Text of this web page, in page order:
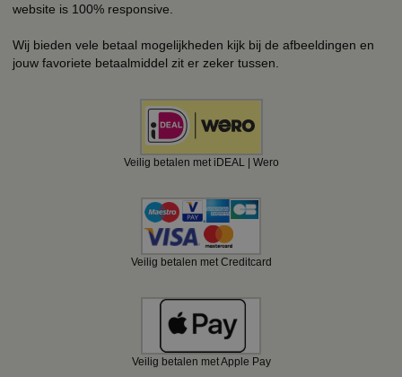
website is 100% responsive.
Wij bieden vele betaal mogelijkheden kijk bij de afbeeldingen en
jouw favoriete betaalmiddel zit er zeker tussen.
Veilig betalen met iDEAL | Wero
Veilig betalen met Creditcard
Veilig betalen met Apple Pay